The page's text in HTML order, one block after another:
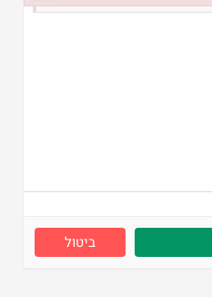
ביטול
Failed to initialize plugin: wplink